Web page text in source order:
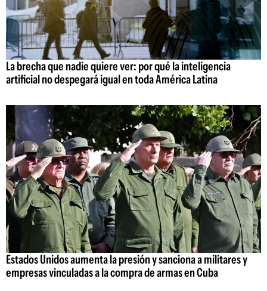
La brecha que nadie quiere ver: por qué la inteligencia
artificial no despegará igual en toda América Latina
Estados Unidos aumenta la presión y sanciona a militares y
empresas vinculadas a la compra de armas en Cuba